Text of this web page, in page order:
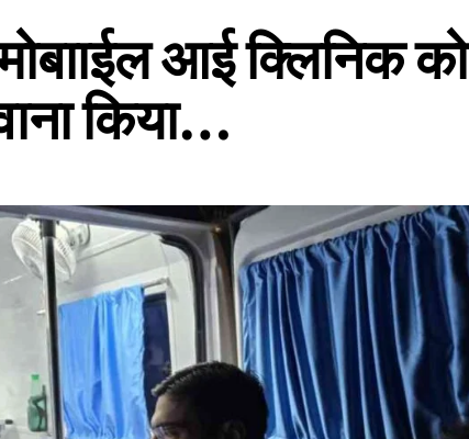
आई क्लिनिक को
किया…